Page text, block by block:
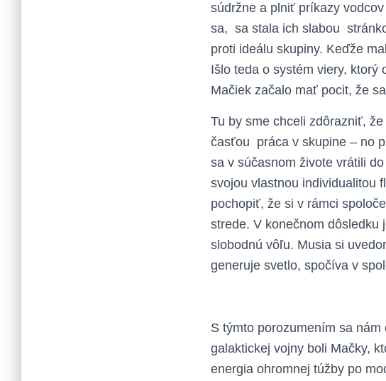
súdržne a plniť príkazy
sa, sa stala ich slabou
proti ideálu skupiny. Keďže
Išlo teda o systém viery, ktorý
Mačiek začalo mať pocit, že
Tu by sme chceli zdôrazniť,
časťou práca v skupine – no
sa v súčasnom živote vrátili
svojou vlastnou individualitou
pochopiť, že si v rámci
strede. V konečnom dôsledku
slobodnú vôľu. Musia si
generuje svetlo, spočíva v
S týmto porozumením sa
galaktickej vojny boli Mačky,
energia ohromnej túžby po